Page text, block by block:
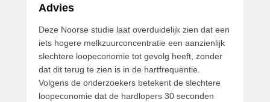
Advies
Deze Noorse studie laat overduidelijk zien dat een
iets hogere melkzuurconcentratie een aanzienlijk
slechtere loopeconomie tot gevolg heeft, zonder
dat dit terug te zien is in de hartfrequentie.
Volgens de onderzoekers betekent de slechtere
loopeconomie dat de hardlopers 30 seconden